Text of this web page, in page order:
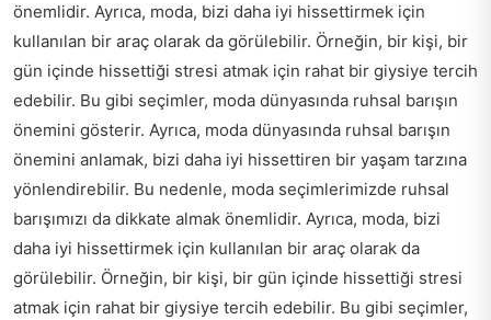
önemlidir. Ayrıca, moda, bizi daha iyi hissettirmek için
kullanılan bir araç olarak da görülebilir. Örneğin, bir kişi, bir
gün içinde hissettiği stresi atmak için rahat bir giysiye tercih
edebilir. Bu gibi seçimler, moda dünyasında ruhsal barışın
önemini gösterir. Ayrıca, moda dünyasında ruhsal barışın
önemini anlamak, bizi daha iyi hissettiren bir yaşam tarzına
yönlendirebilir. Bu nedenle, moda seçimlerimizde ruhsal
barışımızı da dikkate almak önemlidir. Ayrıca, moda, bizi
daha iyi hissettirmek için kullanılan bir araç olarak da
görülebilir. Örneğin, bir kişi, bir gün içinde hissettiği stresi
atmak için rahat bir giysiye tercih edebilir. Bu gibi seçimler,